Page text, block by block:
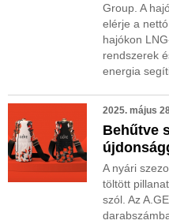
Group. A
elérje a
hajókon
rendszerek
energia
2025. május
Behűtve
A nyári
töltött
szól. Az